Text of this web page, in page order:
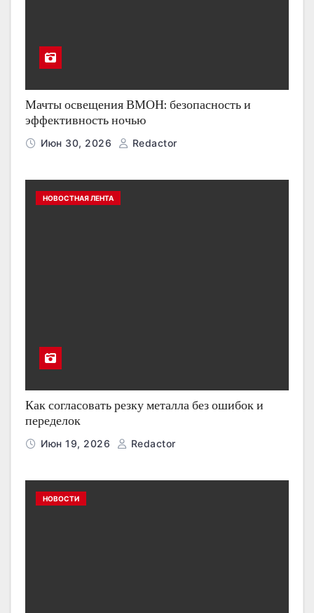
Мачты освещения ВМОН: безопасность и
эффективность ночью
Июн 30, 2026 Redactor
НОВОСТНАЯ ЛЕНТА
Как согласовать резку металла без ошибок и
переделок
Июн 19, 2026 Redactor
НОВОСТИ